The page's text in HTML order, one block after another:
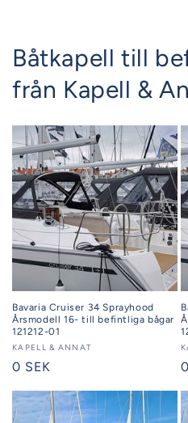
Båtkapell till
från Kapell &
Bavaria Cruiser 34 Sprayhood
Årsmodell 16- till befintliga bågar
121212-01
Säljare:
KAPELL & ANNAT
Ordinarie
0 SEK